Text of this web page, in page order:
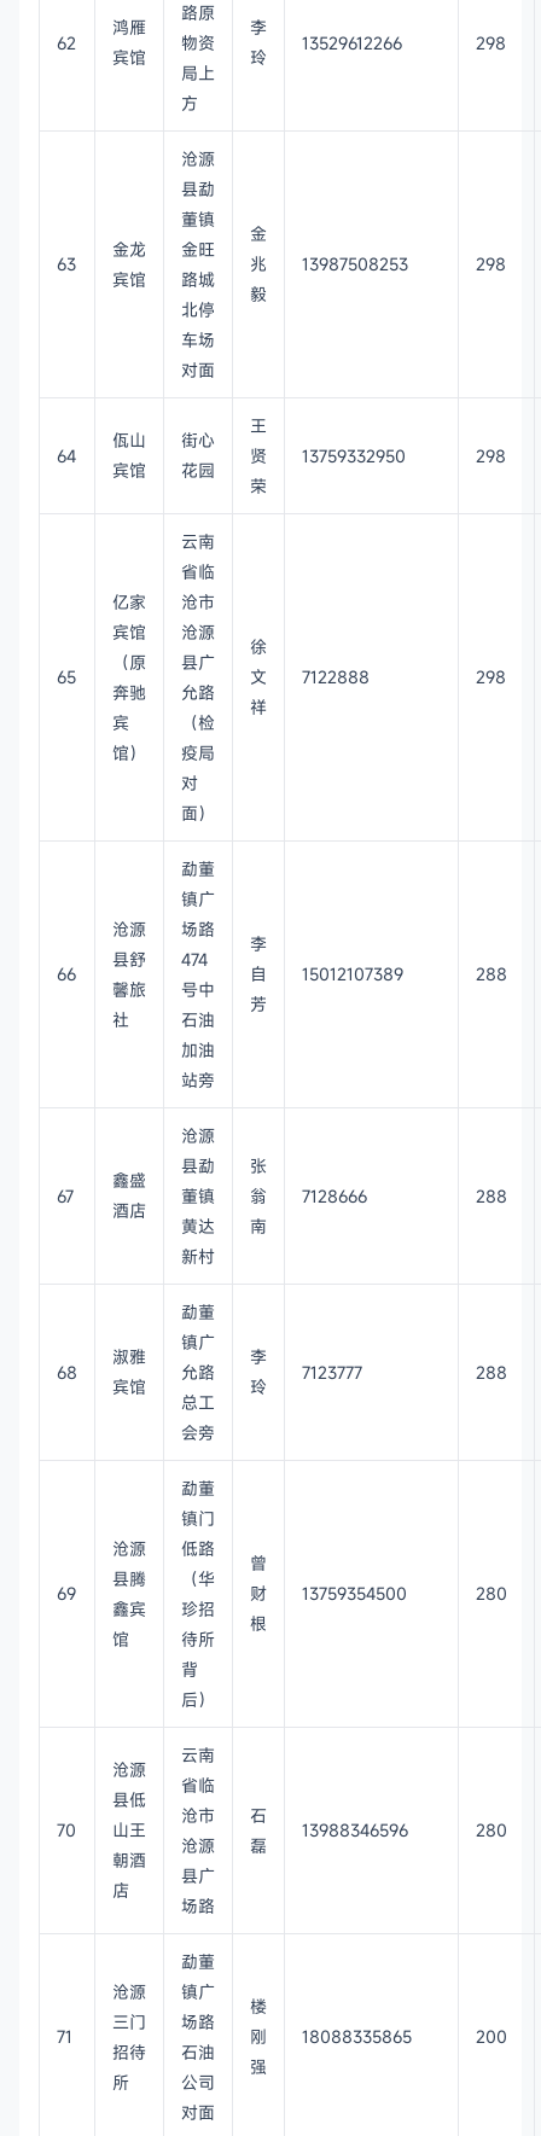
62
鸿雁
宾馆
路原
物资
局上
方
李
玲
13529612266 298
63
金龙
宾馆
沧源
县勐
董镇
金旺
路城
北停
车场
对面
金
兆
毅
13987508253 298
64
佤山
宾馆
街心
花园
王
贤
荣
13759332950 298
65
亿家
宾馆
（原
奔驰
宾
馆）
云南
省临
沧市
沧源
县广
允路
（检
疫局
对
面）
徐
文
祥
7122888 298
66
沧源
县舒
馨旅
社
勐董
镇广
场路
474
号中
石油
加油
站旁
李
自
芳
15012107389 288
67
鑫盛
酒店
沧源
县勐
董镇
黄达
新村
张
翁
南
7128666 288
68
淑雅
宾馆
勐董
镇广
允路
总工
会旁
李
玲
7123777 288
69
沧源
县腾
鑫宾
馆
勐董
镇门
低路
（华
珍招
待所
背
后）
曾
财
根
13759354500 280
70
沧源
县低
山王
朝酒
店
云南
省临
沧市
沧源
县广
场路
石
磊
13988346596 280
71
沧源
三门
招待
所
勐董
镇广
场路
石油
公司
对面
楼
刚
强
18088335865 200